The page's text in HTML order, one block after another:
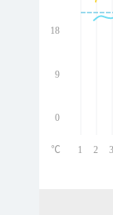
18
9
0
1 2 3
℃